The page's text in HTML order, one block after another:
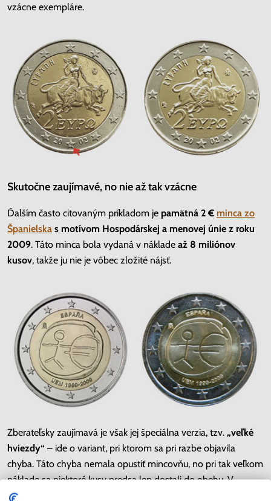
vzácne exempláre.
Skutočne zaujímavé, no nie až tak vzácne
Ďalším často citovaným príkladom je pamätná 2 € minca zo
Španielska s motívom Hospodárskej a menovej únie z roku
2009. Táto minca bola vydaná v náklade až 8 miliónov
kusov, takže ju nie je vôbec zložité nájsť.
Zberateľsky zaujímavá je však jej špeciálna verzia, tzv. „veľké
hviezdy“ – ide o variant, pri ktorom sa pri razbe objavila
chyba. Táto chyba nemala opustiť mincovňu, no pri tak veľkom
náklade sa niektoré kusy predsa len dostali do obehu. V
neobehovanom stave